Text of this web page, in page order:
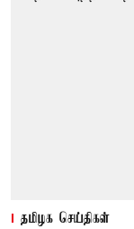
தமிழக செய்திகள்